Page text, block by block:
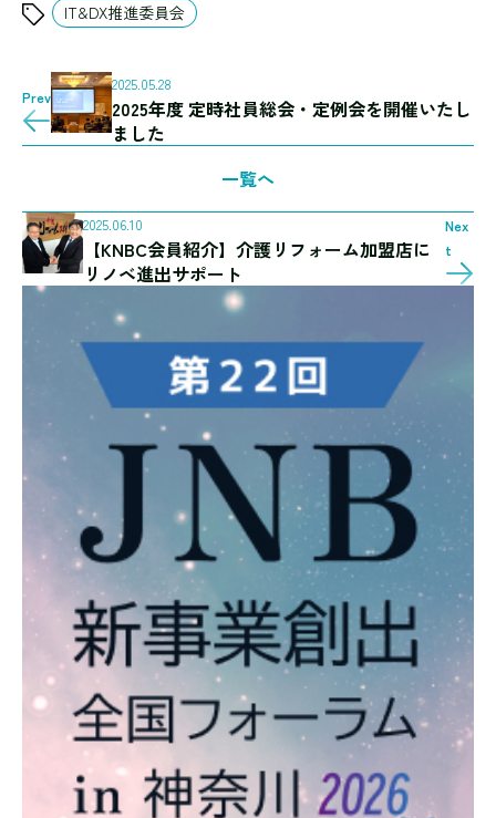
IT&DX推進委員会
Prev
2025.05.28
2025年度 定時社員総会・定例会を開催いたし
ました
一覧へ
2025.06.10
【KNBC会員紹介】介護リフォーム加盟店に
リノベ進出サポート
Nex
t